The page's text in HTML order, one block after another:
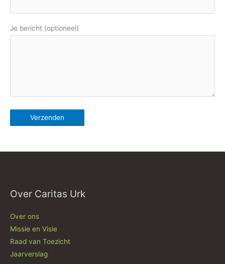
Je bericht (optioneel)
Over Caritas Urk
Over ons
Missie en Visie
Raad van Toezicht
Jaarverslag